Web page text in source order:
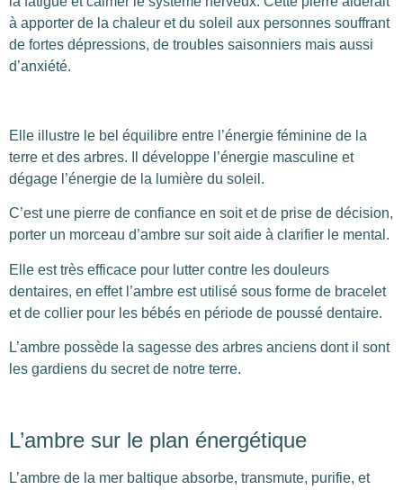
à apporter de la chaleur et du soleil aux personnes souffrant
de fortes dépressions, de troubles saisonniers mais aussi
d’anxiété.
Elle illustre le bel équilibre entre l’énergie féminine de la
terre et des arbres. Il développe l’énergie masculine et
dégage l’énergie de la lumière du soleil.
C’est une pierre de confiance en soit et de prise de décision,
porter un morceau d’ambre sur soit aide à clarifier le mental.
Elle est très efficace pour lutter contre les douleurs
dentaires, en effet l’ambre est utilisé sous forme de bracelet
et de collier pour les bébés en période de poussé dentaire.
L’ambre possède la sagesse des arbres anciens dont il sont
les gardiens du secret de notre terre.
L’ambre sur le plan énergétique
L’ambre de la mer baltique absorbe, transmute, purifie, et